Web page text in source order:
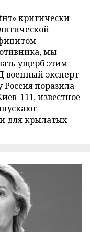
критически
мы
ущерб этим
военный эксперт
поразила
111, известное
для крылатых